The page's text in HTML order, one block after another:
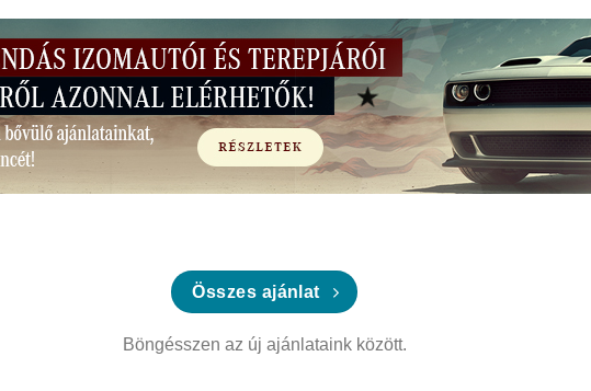
Összes ajánlat
Böngésszen az új ajánlataink között.